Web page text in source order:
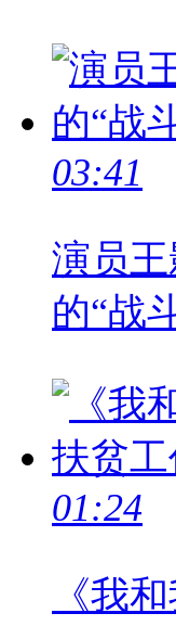
03:41
演员
的“战
01:24
《我